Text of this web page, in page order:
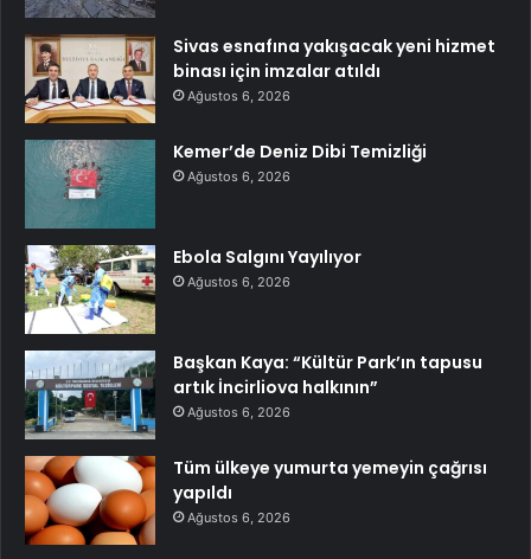
Sivas esnafına yakışacak yeni hizmet
binası için imzalar atıldı
Ağustos 6, 2026
Kemer’de Deniz Dibi Temizliği
Ağustos 6, 2026
Ebola Salgını Yayılıyor
Ağustos 6, 2026
Başkan Kaya: “Kültür Park’ın tapusu
artık İncirliova halkının”
Ağustos 6, 2026
Tüm ülkeye yumurta yemeyin çağrısı
yapıldı
Ağustos 6, 2026